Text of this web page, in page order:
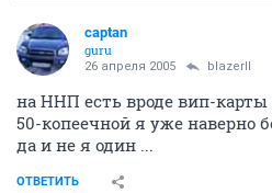
captan
guru
26 апреля 2005 blazerII
на ННП есть вроде вип-карты
50-копеечной я уже наверно
да и не я один ...
ОТВЕТИТЬ